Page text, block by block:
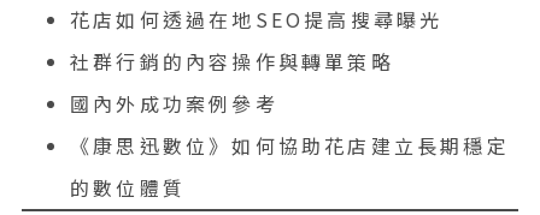
花店如何透過在地SEO提高搜尋曝光
社群行銷的內容操作與轉單策略
國內外成功案例參考
《康思迅數位》如何協助花店建立長期穩定
的數位體質